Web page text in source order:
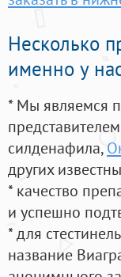
Несколько
именно у
* Мы являемся
силденафила,
других
* качество
и успешно
* для
название